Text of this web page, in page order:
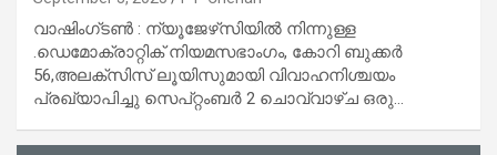
വാഷിംഗ്‌ടൺ : ന്യൂജേഴ്‌സിയിൽ നിന്നുള്ള
.ഡെമോക്രാറ്റിക് നിയമസഭാംഗം, കോറി ബുക്കർ
56,അലക്സിസ് ലൂയിസുമായി വിവാഹനിശ്ചയം
പ്രഖ്യാപിച്ചു സെപ്റ്റംബർ 2 ചൊവ്വാഴ്ച ഒരു…